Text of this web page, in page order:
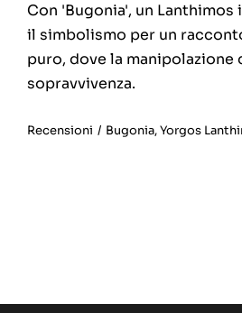
Con 'Bugonia', un
il simbolismo per un
puro, dove la manipolazione
sopravvivenza.
Recensioni / Bugonia,Yorgos